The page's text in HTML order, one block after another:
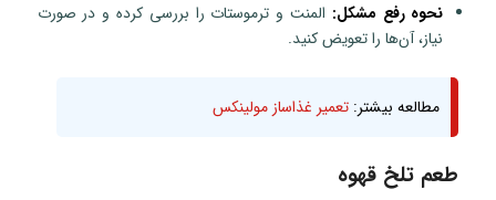
نحوه رفع مشکل: المنت و ترموستات را بررسی کرده و در صورت
نیاز، آن‌ها را تعویض کنید.
مطالعه بیشتر: تعمیر غذاساز مولینکس
طعم تلخ قهوه